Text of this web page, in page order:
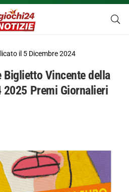
il 5 Dicembre 2024
Biglietto Vincente della
Premi Giornalieri